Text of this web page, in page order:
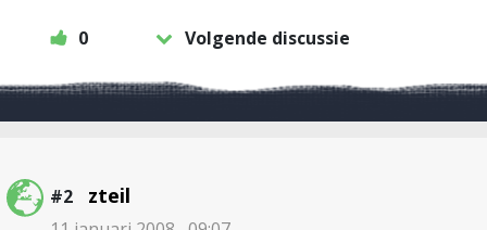
0 Volgende discussie
#2 zteil